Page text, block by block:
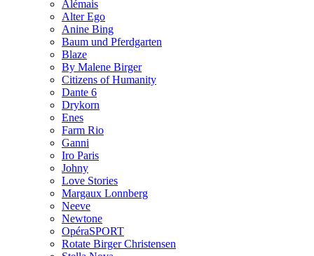
Alémais
Alter Ego
Anine Bing
Baum und Pferdgarten
Blaze
By Malene Birger
Citizens of Humanity
Dante 6
Drykorn
Enes
Farm Rio
Ganni
Iro Paris
Johny
Love Stories
Margaux Lonnberg
Neeve
Newtone
OpéraSPORT
Rotate Birger Christensen